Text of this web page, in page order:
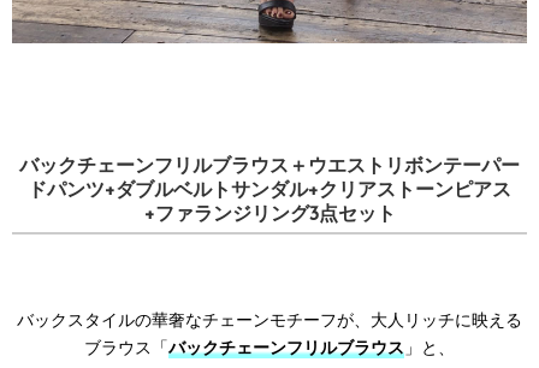
バックチェーンフリルブラウス＋ウエストリボンテーパー
ドパンツ+ダブルベルトサンダル+クリアストーンピアス
+ファランジリング3点セット
バックスタイルの華奢なチェーンモチーフが、大人リッチに映える
ブラウス「 バックチェーンフリルブラウス」と、